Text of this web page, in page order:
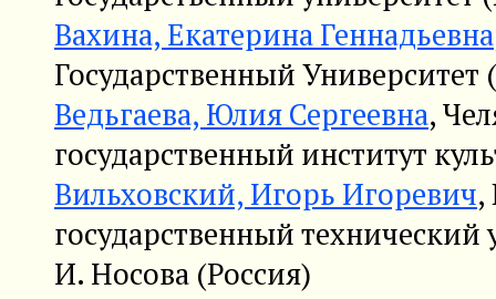
Вахина, Екатерина Геннадьевна
Государственный Университет
Ведьгаева, Юлия Сергеевна,
государственный институт
Вильховский, Игорь Игоревич,
государственный
И. Носова (Россия)